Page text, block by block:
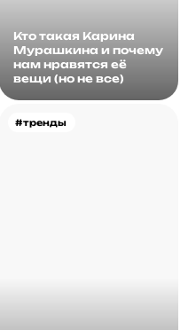
Кто такая Карина
Мурашкина и почему
нам нравятся её
вещи (но не все)
#тренды